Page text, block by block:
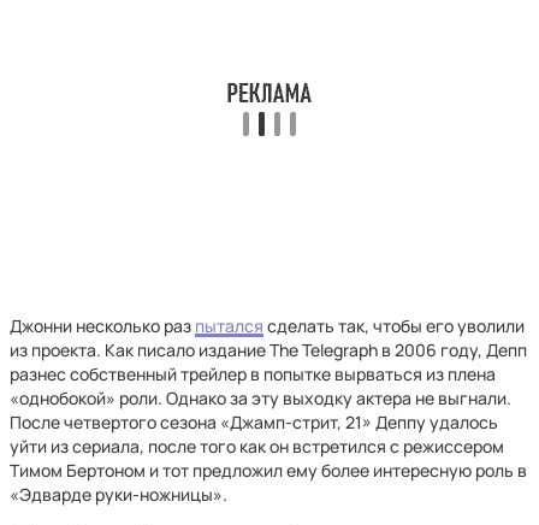
Джонни несколько раз пытался сделать так, чтобы его уволили
из проекта. Как писало издание The Telegraph в 2006 году, Депп
разнес собственный трейлер в попытке вырваться из плена
«однобокой» роли. Однако за эту выходку актера не выгнали.
После четвертого сезона «Джамп-стрит, 21» Деппу удалось
уйти из сериала, после того как он встретился с режиссером
Тимом Бертоном и тот предложил ему более интересную роль в
«Эдварде руки-ножницы».